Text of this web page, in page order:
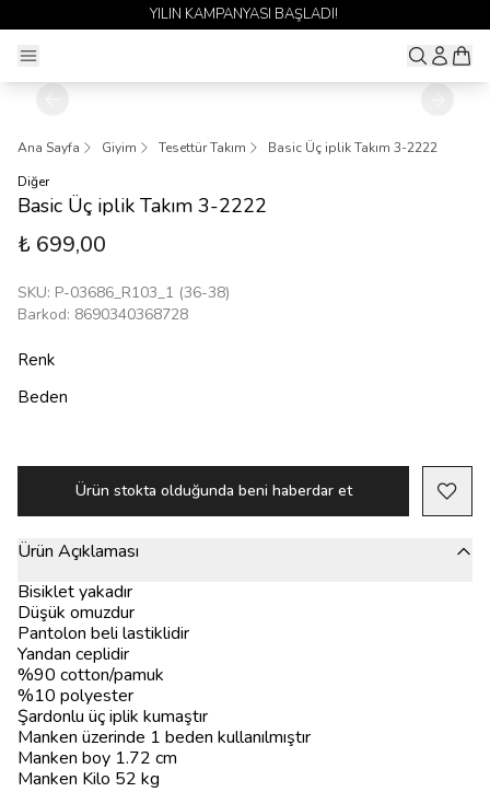
YILIN KAMPANYASI BAŞLADI!
Ana Sayfa Giyim Tesettür Takım
Basic Üç iplik Takım 3-2222
Diğer
Basic Üç iplik Takım 3-2222
₺ 699,00
SKU: P-03686_R103_1 (36-38)
Barkod: 8690340368728
Renk
Beden
Ürün stokta olduğunda beni haberdar et
Ürün Açıklaması
Bisiklet yakadır
Düşük omuzdur
Pantolon beli lastiklidir
Yandan ceplidir
%90 cotton/pamuk
%10 polyester
Şardonlu üç iplik kumaştır
Manken üzerinde 1 beden kullanılmıştır
Manken boy 1.72 cm
Manken Kilo 52 kg